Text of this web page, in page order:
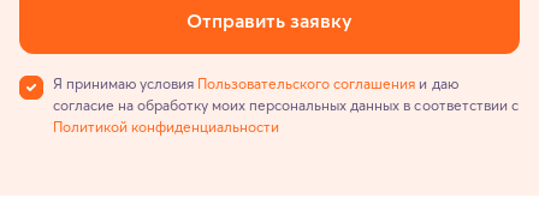
Отправить заявку
Я принимаю условия Пользовательского соглашения и даю
согласие на обработку моих персональных данных в соответствии с
Политикой конфиденциальности